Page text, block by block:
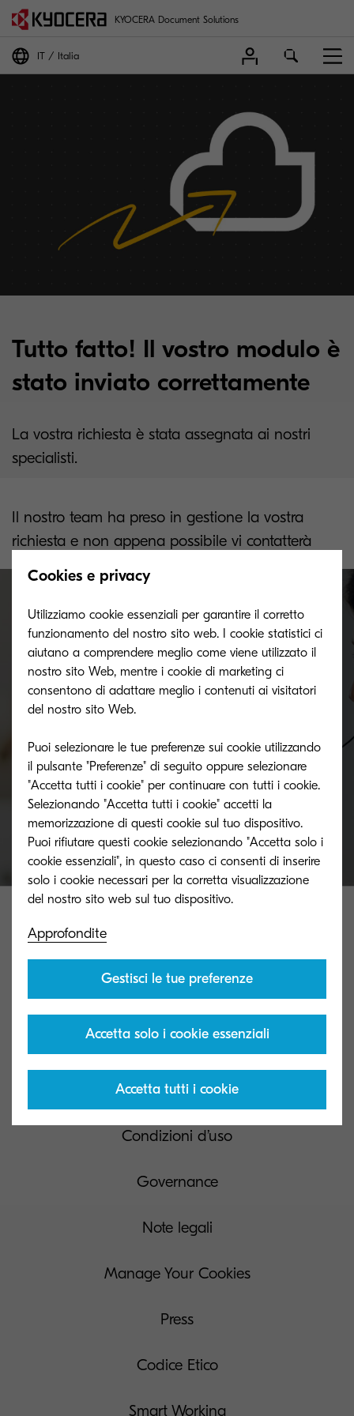
KYOCERA Document Solutions
IT Italia
Tutto fatto! Il vostro modulo è
stato inviato correttamente
La vostra richiesta è stata assegnata ai nostri
specialisti.
Il nostro team ha preso in gestione la vostra
richiesta e non appena possibile vi contatterà
Contattateci
Avete necessità di ricevere ulteriori informazioni?
Mettetevi in contatto
Contact us
Privacy e centro cookie
Richiesta di accesso ai dati del soggetto
Condizioni d’uso
Governance
Note legali
Manage Your Cookies
Press
Codice Etico
Smart Working
Cookies e privacy
Utilizziamo cookie essenziali per garantire il corretto
funzionamento del nostro sito web. I cookie statistici ci
aiutano a comprendere meglio come viene utilizzato il
nostro sito Web, mentre i cookie di marketing ci
consentono di adattare meglio i contenuti ai visitatori
del nostro sito Web.
Puoi selezionare le tue preferenze sui cookie utilizzando
il pulsante "Preferenze" di seguito oppure selezionare
"Accetta tutti i cookie" per continuare con tutti i cookie.
Selezionando "Accetta tutti i cookie" accetti la
memorizzazione di questi cookie sul tuo dispositivo.
Puoi rifiutare questi cookie selezionando "Accetta solo i
cookie essenziali", in questo caso ci consenti di inserire
solo i cookie necessari per la corretta visualizzazione
Approfondite
Gestisci le tue preferenze
Accetta solo i cookie essenziali
Accetta tutti i cookie